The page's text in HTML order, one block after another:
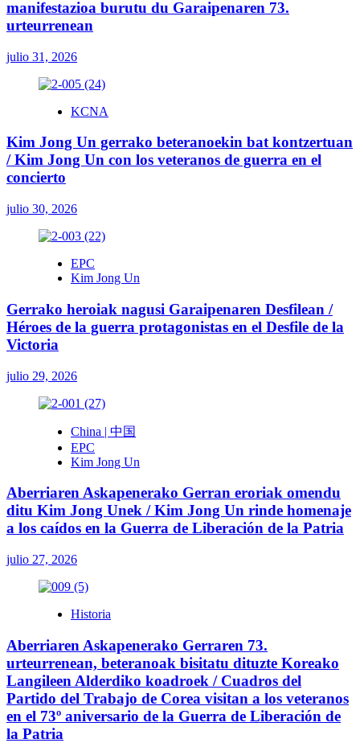
manifestazioa burutu du Garaipenaren 73.
urteurrenean
julio 31, 2026
KCNA
Kim Jong Un gerrako beteranoekin bat kontzertuan
/ Kim Jong Un con los veteranos de guerra en el
concierto
julio 30, 2026
EPC
Kim Jong Un
Gerrako heroiak nagusi Garaipenaren Desfilean /
Héroes de la guerra protagonistas en el Desfile de la
Victoria
julio 29, 2026
China | 中国
EPC
Kim Jong Un
Aberriaren Askapenerako Gerran eroriak omendu
ditu Kim Jong Unek / Kim Jong Un rinde homenaje
a los caídos en la Guerra de Liberación de la Patria
julio 27, 2026
Historia
Aberriaren Askapenerako Gerraren 73.
urteurrenean, beteranoak bisitatu dituzte Koreako
Langileen Alderdiko koadroek / Cuadros del
Partido del Trabajo de Corea visitan a los veteranos
en el 73º aniversario de la Guerra de Liberación de
la Patria